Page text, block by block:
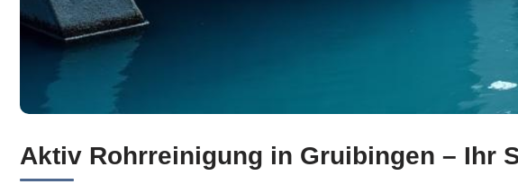
↗️Aktiv Rohrreinigung für Gruibingen liefert Ihnen Rohrreinigung und
Aktiv Rohrreinigung in Gruibingen – Ihr